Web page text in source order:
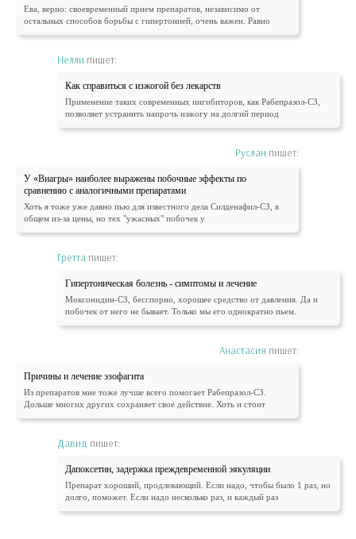
Ева, верно: своевременный прием препаратов, независимо от
остальных способов борьбы с гипертонией, очень важен. Равно
Нелли пишет:
Как справиться с изжогой без лекарств
Применение таких современных ингибиторов, как Рабепразол-СЗ,
позволяет устранить напрочь изжогу на долгий период
Руслан пишет:
У «Виагры» наиболее выражены побочные эффекты по
сравнению с аналогичными препаратами
Хоть я тоже уже давно пью для известного дела Силденафил-СЗ, в
общем из-за цены, но тех "ужасных" побочек у
Гретта пишет:
Гипертоническая болезнь - симптомы и лечение
Моксонидин-СЗ, бесспорно, хорошее средство от давления. Да и
побочек от него не бывает. Только мы его однократно пьем.
Анастасия пишет:
Причины и лечение эзофагита
Из препаратов мне тоже лучше всего помогает Рабепразол-СЗ.
Дольше многих других сохраняет свое действие. Хоть и стоит
Давид пишет:
Дапоксетин, задержка преждевременной эякуляции
Препарат хороший, продлевающий. Если надо, чтобы было 1 раз, но
долго, поможет. Если надо несколько раз, и каждый раз